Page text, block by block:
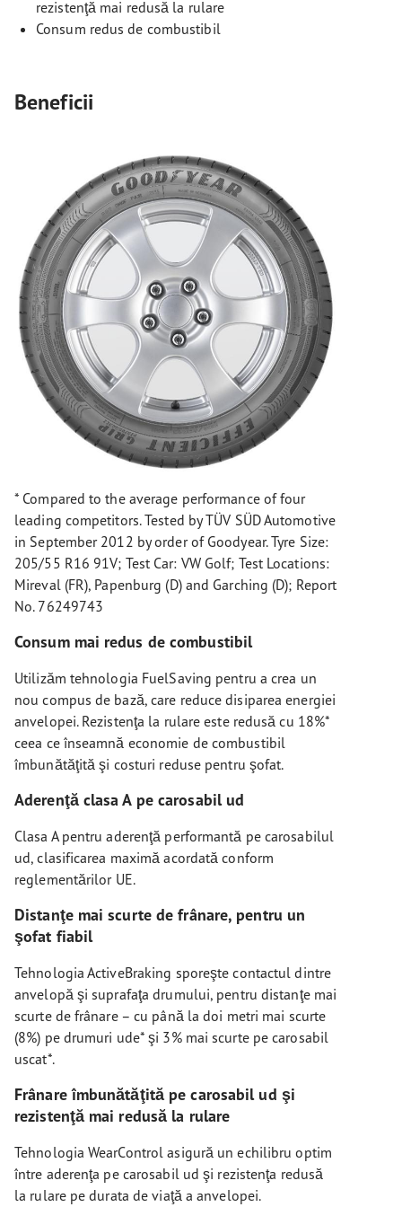
rezistenţă mai redusă la rulare
Consum redus de combustibil
Beneficii
* Compared to the average performance of four
leading competitors. Tested by TÜV SÜD Automotive
in September 2012 by order of Goodyear. Tyre Size:
205/55 R16 91V; Test Car: VW Golf; Test Locations:
Mireval (FR), Papenburg (D) and Garching (D); Report
No. 76249743
Consum mai redus de combustibil
Utilizăm tehnologia FuelSaving pentru a crea un
nou compus de bază, care reduce disiparea energiei
anvelopei. Rezistenţa la rulare este redusă cu 18%*
ceea ce înseamnă economie de combustibil
îmbunătăţită şi costuri reduse pentru şofat.
Aderenţă clasa A pe carosabil ud
Clasa A pentru aderenţă performantă pe carosabilul
ud, clasificarea maximă acordată conform
reglementărilor UE.
Distanţe mai scurte de frânare, pentru un
şofat fiabil
Tehnologia ActiveBraking sporeşte contactul dintre
anvelopă şi suprafaţa drumului, pentru distanţe mai
scurte de frânare – cu până la doi metri mai scurte
(8%) pe drumuri ude* şi 3% mai scurte pe carosabil
uscat*.
Frânare îmbunătăţită pe carosabil ud şi
rezistenţă mai redusă la rulare
Tehnologia WearControl asigură un echilibru optim
între aderenţa pe carosabil ud şi rezistenţa redusă
la rulare pe durata de viaţă a anvelopei.